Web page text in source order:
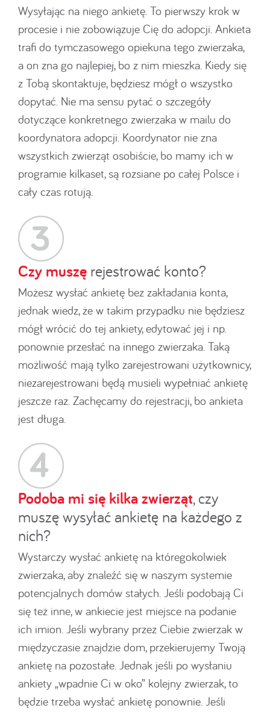
Wysyłając na niego ankietę. To pierwszy krok w
procesie i nie zobowiązuje Cię do adopcji. Ankieta
trafi do tymczasowego opiekuna tego zwierzaka,
a on zna go najlepiej, bo z nim mieszka. Kiedy się
z Tobą skontaktuje, będziesz mógł o wszystko
dopytać. Nie ma sensu pytać o szczegóły
dotyczące konkretnego zwierzaka w mailu do
koordynatora adopcji. Koordynator nie zna
wszystkich zwierząt osobiście, bo mamy ich w
programie kilkaset, są rozsiane po całej Polsce i
cały czas rotują.
Czy muszę rejestrować konto?
Możesz wysłać ankietę bez zakładania konta,
jednak wiedz, że w takim przypadku nie będziesz
mógł wrócić do tej ankiety, edytować jej i np.
ponownie przesłać na innego zwierzaka. Taką
możliwość mają tylko zarejestrowani użytkownicy,
niezarejestrowani będą musieli wypełniać ankietę
jeszcze raz. Zachęcamy do rejestracji, bo ankieta
jest długa.
Podoba mi się kilka zwierząt, czy
muszę wysyłać ankietę na każdego z
nich?
Wystarczy wysłać ankietę na któregokolwiek
zwierzaka, aby znaleźć się w naszym systemie
potencjalnych domów stałych. Jeśli podobają Ci
się też inne, w ankiecie jest miejsce na podanie
ich imion. Jeśli wybrany przez Ciebie zwierzak w
międzyczasie znajdzie dom, przekierujemy Twoją
ankietę na pozostałe. Jednak jeśli po wysłaniu
ankiety „wpadnie Ci w oko” kolejny zwierzak, to
będzie trzeba wysłać ankietę ponownie. Jeśli